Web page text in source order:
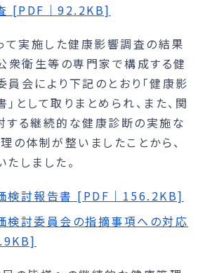
[PDF｜92.2KB]
て実施した健康影響調査の結果
衆衛生等の専門家で構成する健
会により下記のとおり｢健康影
として取りまとめられ、また、関
する継続的な健康診断の実施な
の体制が整いましたことから、
しました。
検討報告書 [PDF｜156.2KB]
検討委員会の指摘事項への対応